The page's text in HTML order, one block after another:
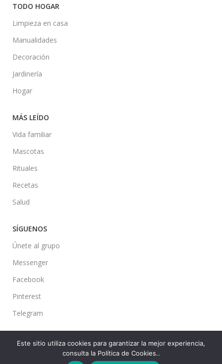
TODO HOGAR
Limpieza en casa
Manualidades
Decoración
Jardinería
Hogar
MÁS LEÍDO
Vida familiar
Mascotas
Rituales
Recetas
Salud
SÍGUENOS
Únete al grupo
Messenger
Facebook
Pinterest
Telegram
Este sitio utiliza cookies para garantizar la mejor experiencia,
consulta la Política de Cookies..